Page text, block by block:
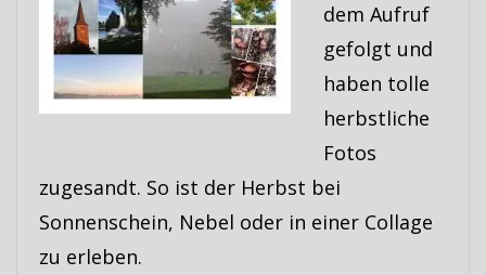
dem Aufruf
gefolgt und
haben tolle
herbstliche
Fotos
zugesandt. So ist der Herbst bei
Sonnenschein, Nebel oder in einer Collage
zu erleben.